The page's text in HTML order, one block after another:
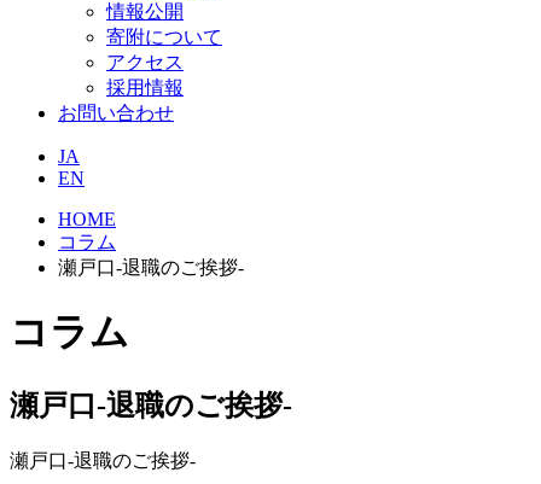
情報公開
寄附について
アクセス
採用情報
お問い合わせ
JA
EN
HOME
コラム
瀬戸口-退職のご挨拶-
コラム
瀬戸口-退職のご挨拶-
瀬戸口-退職のご挨拶-